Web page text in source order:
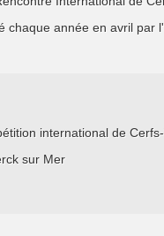
chaque année en avril par
international de
sur Mer